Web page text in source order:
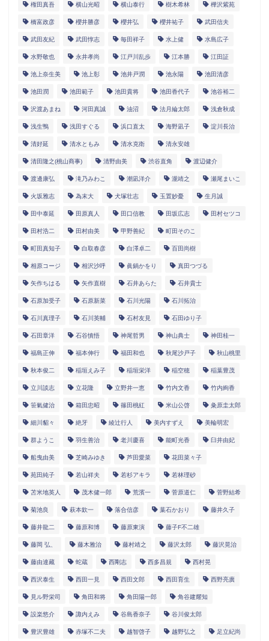
権田真吾 横山光昭 横山泰行 樹木希林 樺沢紫苑
橋富政彦 櫻井勝彦 櫻井弘 櫻井祐子 武田信夫
武田友紀 武田惇志 毎田祥子 水上健 水島広子
水野敬也 永井孝尚 江戸川乱歩 江本勝 江田証
池上奈生美 池上彰 池井戸潤 池永陽 池田清彦
池田潤 池田範子 池田貴将 池田香代子 池谷裕二
沢渡あまね 河田真誠 油沼 法月綸太郎 浅倉秋成
浅生鴨 浅田すぐる 浜口直太 海野凪子 淀川長治
清好延 清水ともみ 清水克衛 清永安雄
清田隆之(桃山商事) 清野由美 渋谷直角 渡辺健介
渡邊康弘 滝乃みわこ 潮凪洋介 瀧靖之 瀬尾まいこ
火坂雅志 為末大 犬塚壮志 玉置妙憂 生月誠
田中泰延 田原真人 田口信教 田坂広志 田村セツコ
田村浩二 田村由美 甲野善紀 町田そのこ
町田真知子 白取春彦 白澤卓二 百田尚樹
相原コージ 相沢沙呼 眞鍋かをり 真田つづる
矢作ちはる 矢作直樹 石井あらた 石井貴士
石原加受子 石原新菜 石川光陽 石川拓治
石川真理子 石川英輔 石村友見 石田ゆり子
石田章洋 石谷慎悟 神尾哲男 神山典士 神田桂一
福島正伸 福本伸行 福田和也 秋尾沙戸子 秋山桃里
秋本俊二 稲垣えみ子 稲垣栄洋 稲空穂 稲葉豊茂
立川談志 立花隆 立野井一恵 竹内文香 竹内絢香
笹氣健治 箱田忠昭 篠田桃紅 米山公啓 粂原圭太郎
細川貂々 絶牙 綾辻行人 美内すずえ 美輪明宏
群ようこ 羽生善治 老川慶喜 能町光香 臼井由妃
船曳由美 芝崎みゆき 芦田愛菜 花田菜々子
苑田純子 若山祥夫 若杉アキラ 若林理砂
苫米地英人 茂木健一郎 荒濱一 菅原道仁 菅野結希
菊池良 萩本欽一 落合信彦 葉石かおり 藤井久子
藤井龍二 藤原和博 藤原東演 藤子F不二雄
藤岡 弘、 藤木雅治 藤村靖之 藤沢太郎 藤沢晃治
藤由達藏 蛇蔵 西剛志 西多昌規 西村晃
西沢泰生 西田一見 西田文郎 西田育生 西野亮廣
見ル野栄司 角田和将 角田陽一郎 角谷建耀知
設楽悠介 諏内えみ 谷島香奈子 谷川俊太郎
豊沢豊雄 赤塚不二夫 越智啓子 越野弘之 足立紀尚